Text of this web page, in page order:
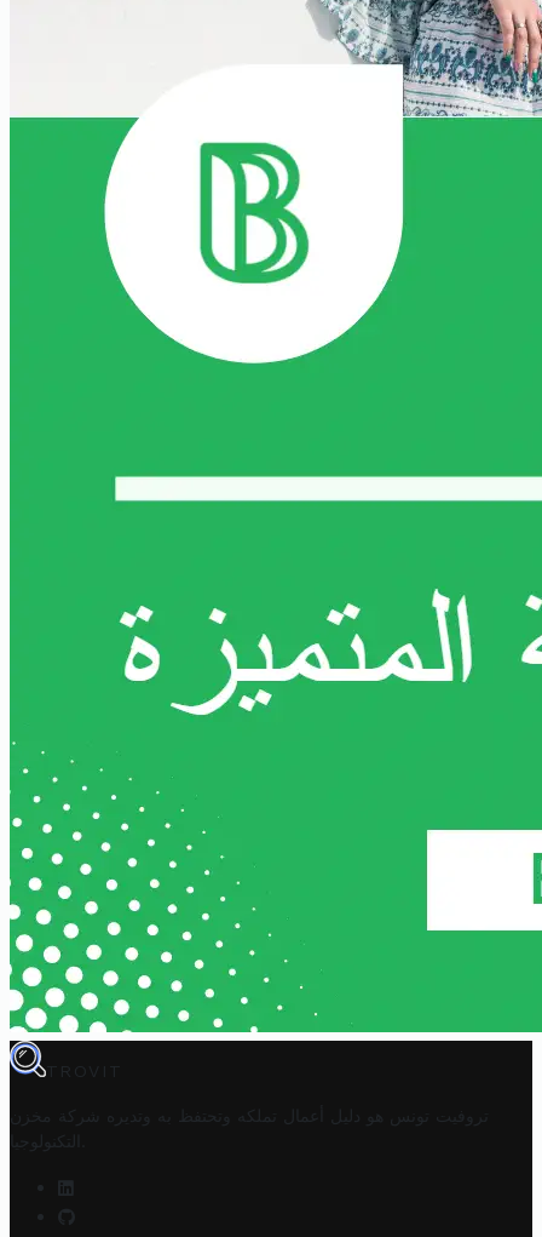
TROVIT
تروفيت تونس هو دليل أعمال تملكه وتحتفظ به وتديره
شركة مخزن
التكنولوجيا